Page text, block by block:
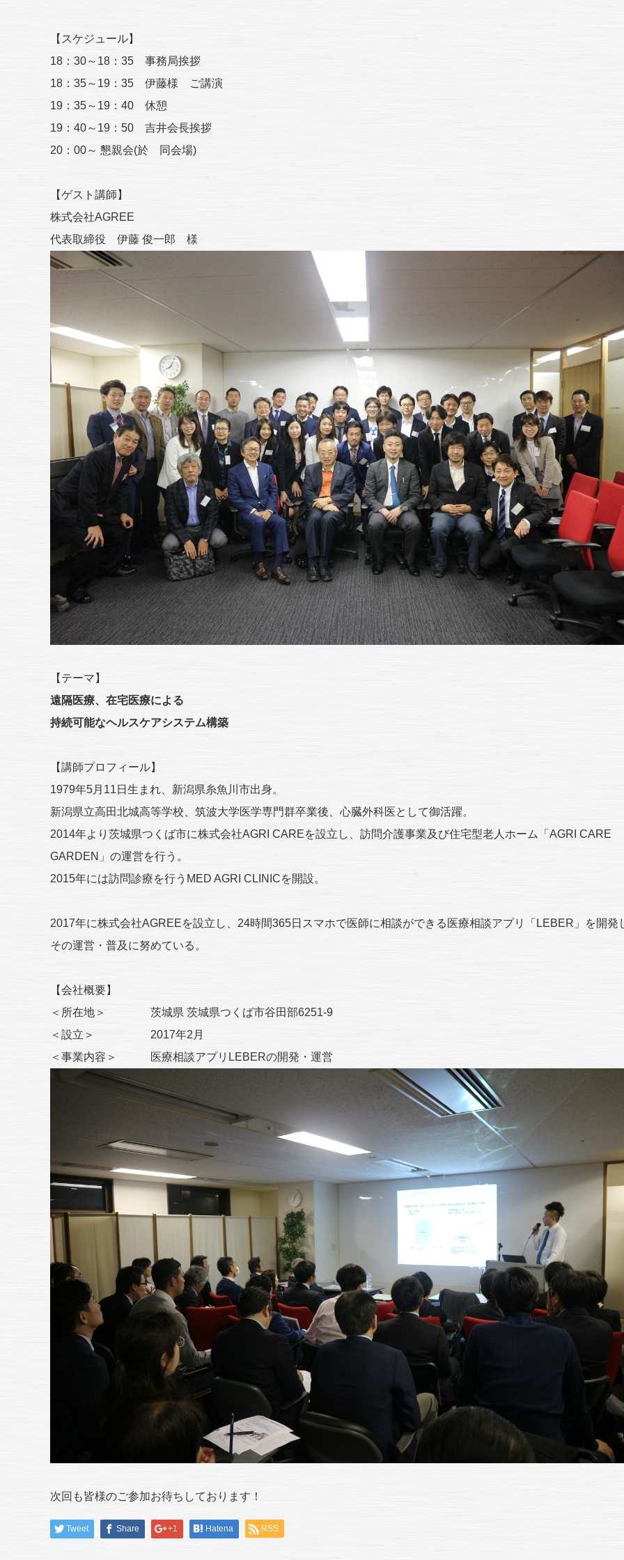
【スケジュール】
18：30～18：35 事務局挨拶
18：35～19：35 伊藤様 ご講演
19：35～19：40 休憩
19：40～19：50 吉井会長挨拶
20：00～ 懇親会(於 同会場)
【ゲスト講師】
株式会社AGREE
代表取締役 伊藤 俊一郎 様
【テーマ】
遠隔医療、在宅医療による
持続可能なヘルスケアシステム構築
【講師プロフィール】
1979年5月11日生まれ、新潟県糸魚川市出身。
新潟県立高田北城高等学校、筑波大学医学専門群卒業後、心臓外科医として御活躍。
2014年より茨城県つくば市に株式会社AGRI CAREを設立し、訪問介護事業及び住宅型老人ホーム「AGRI CARE
GARDEN」の運営を行う。
2015年には訪問診療を行うMED AGRI CLINICを開設。
2017年に株式会社AGREEを設立し、24時間365日スマホで医師に相談ができる医療相談アプリ「LEBER」を開発
その運営・普及に努めている。
【会社概要】
＜所在地＞ 茨城県 茨城県つくば市谷田部6251-9
＜設立＞ 2017年2月
＜事業内容＞ 医療相談アプリLEBERの開発・運営
次回も皆様のご参加お待ちしております！
Tweet Share +1 Hatena RSS